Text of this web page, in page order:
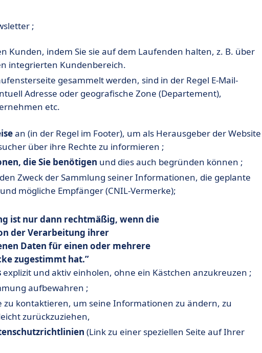
;
Kunden, indem Sie sie auf dem Laufenden halten, z. B. über
integrierten Kundenbereich.
gesammelt werden, sind in der Regel E-Mail-
Adresse oder geografische Zone (Departement),
etc.
an (in der Regel im Footer), um als Herausgeber der Website
über ihre Rechte zu informieren ;
die Sie benötigen und dies auch begründen können ;
Zweck der Sammlung seiner Informationen, die geplante
mögliche Empfänger (CNIL-Vermerke);
ist nur dann rechtmäßig, wenn die
der Verarbeitung ihrer
Daten für einen oder mehrere
zugestimmt hat.
explizit und aktiv einholen, ohne ein Kästchen anzukreuzen ;
aufbewahren ;
zu kontaktieren, um seine Informationen zu ändern, zu
zurückzuziehen,
(Link zu einer speziellen Seite auf Ihrer